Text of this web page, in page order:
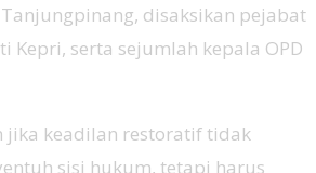
disaksikan pejabat
Kepri, serta sejumlah kepala OPD
jika keadilan restoratif tidak
sisi hukum, tetapi harus